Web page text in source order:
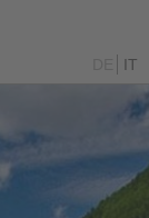
IT